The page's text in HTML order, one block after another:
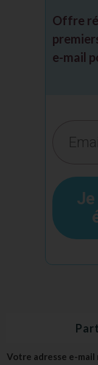
Offre
e-mail
Votre adresse e-mail